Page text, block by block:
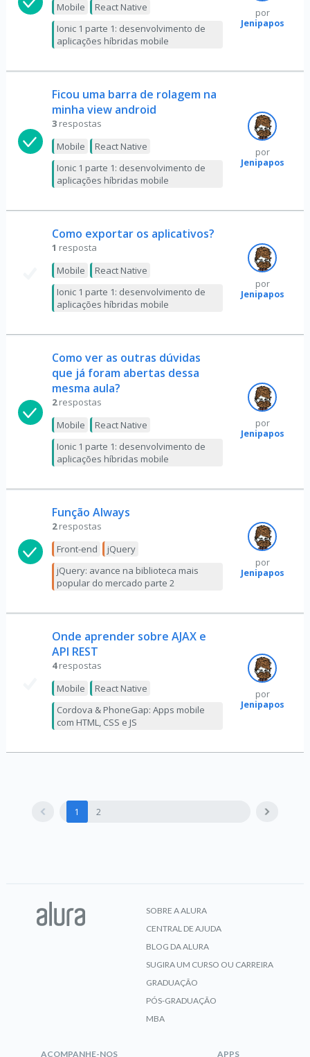
Mobile
React Native
Ionic 1 parte 1: desenvolvimento de
aplicações híbridas mobile
por
Jenipapos
Ficou uma barra de rolagem na
minha view android
3 respostas
Mobile
React Native
Ionic 1 parte 1: desenvolvimento de
aplicações híbridas mobile
por
Jenipapos
Como exportar os aplicativos?
1 resposta
Mobile
React Native
Ionic 1 parte 1: desenvolvimento de
aplicações híbridas mobile
por
Jenipapos
Como ver as outras dúvidas
que já foram abertas dessa
mesma aula?
2 respostas
Mobile
React Native
Ionic 1 parte 1: desenvolvimento de
aplicações híbridas mobile
por
Jenipapos
Função Always
2 respostas
Front-end
jQuery
jQuery: avance na biblioteca mais
popular do mercado parte 2
por
Jenipapos
Onde aprender sobre AJAX e
API REST
4 respostas
Mobile
React Native
Cordova & PhoneGap: Apps mobile
com HTML, CSS e JS
por
Jenipapos
1 2
SOBRE A ALURA
CENTRAL DE AJUDA
BLOG DA ALURA
SUGIRA UM CURSO OU CARREIRA
GRADUAÇÃO
PÓS-GRADUAÇÃO
MBA
ACOMPANHE-NOS APPS